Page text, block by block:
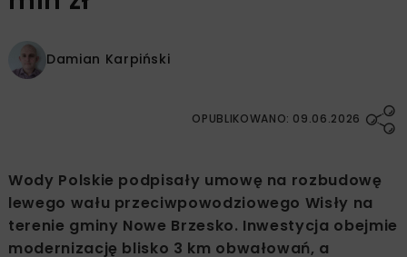
Damian Karpiński
OPUBLIKOWANO: 09.06.2026
Wody Polskie podpisały umowę na rozbudowę
lewego wału przeciwpowodziowego Wisły na
terenie gminy Nowe Brzesko. Inwestycja obejmie
modernizację blisko 3 km obwałowań, a